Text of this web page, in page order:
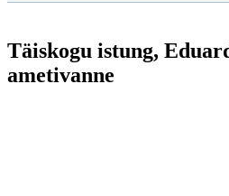
Täiskogu istung,
ametivanne